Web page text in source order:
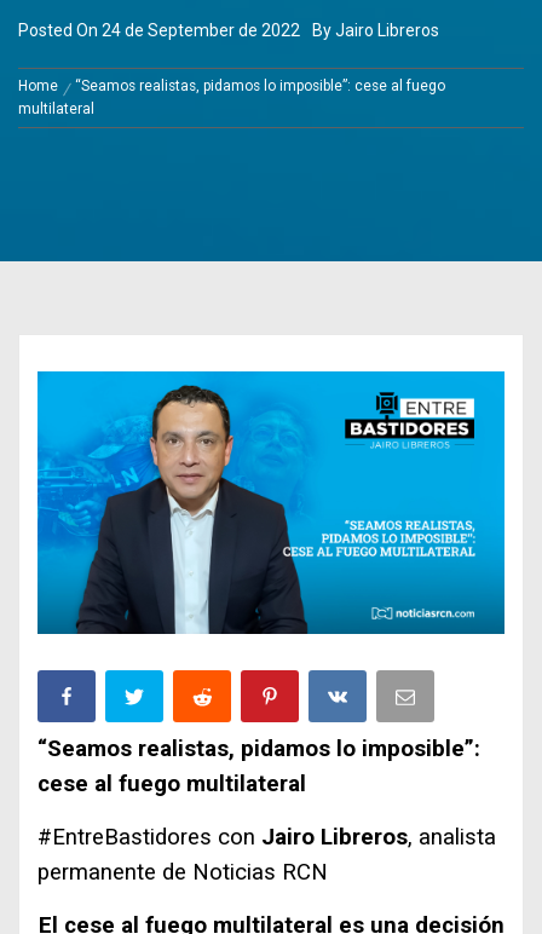
Posted On 24 de September de 2022 ByJairo Libreros
Home
“Seamos realistas, pidamos lo imposible”: cese al fuego
multilateral
“Seamos realistas, pidamos lo imposible”:
cese al fuego multilateral
#EntreBastidores con Jairo Libreros, analista
permanente de Noticias RCN
El cese al fuego multilateral es una decisión